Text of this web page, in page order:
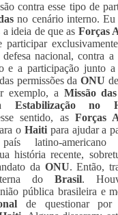
contra esse tipo de
no cenário interno. Eu
ideia de que as Forças
participar
nacional, contra a
e a participação junto a
permissões da ONU
exemplo, a Missão
Estabilização no
sentido, asForças
o Haitipara ajudar a
latino-americano
história recente,
da ONU. Então,
do Brasil.
pública brasileira e
de questionar por